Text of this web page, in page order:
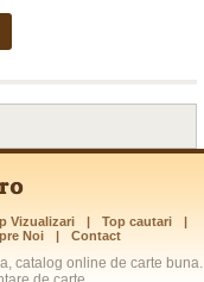
Vizualizari Top cautari
Noi Contact
catalog online de carte buna.